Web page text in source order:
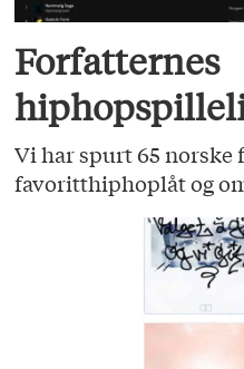
Forfatternes
Vi har spurt 65 norske
favoritthiphoplåt og